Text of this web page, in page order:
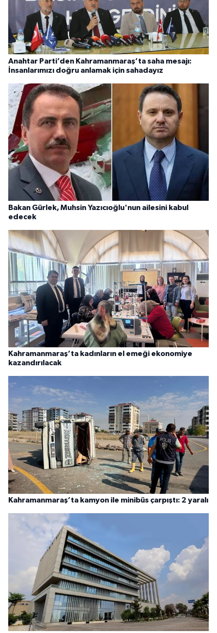
Anahtar Parti’den Kahramanmaraş’ta saha mesajı:
İnsanlarımızı doğru anlamak için sahadayız
Bakan Gürlek, Muhsin Yazıcıoğlu'nun ailesini kabul
edecek
Kahramanmaraş’ta kadınların el emeği ekonomiye
kazandırılacak
Kahramanmaraş’ta kamyon ile minibüs çarpıştı: 2 yaralı